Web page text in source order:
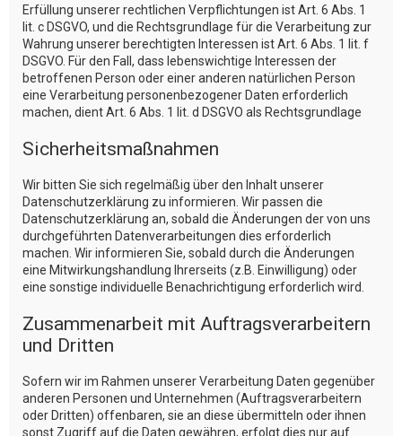
Erfüllung unserer rechtlichen Verpflichtungen ist Art. 6 Abs. 1
lit. c DSGVO, und die Rechtsgrundlage für die Verarbeitung zur
Wahrung unserer berechtigten Interessen ist Art. 6 Abs. 1 lit. f
DSGVO. Für den Fall, dass lebenswichtige Interessen der
betroffenen Person oder einer anderen natürlichen Person
eine Verarbeitung personenbezogener Daten erforderlich
machen, dient Art. 6 Abs. 1 lit. d DSGVO als Rechtsgrundlage
Sicherheitsmaßnahmen
Wir bitten Sie sich regelmäßig über den Inhalt unserer
Datenschutzerklärung zu informieren. Wir passen die
Datenschutzerklärung an, sobald die Änderungen der von uns
durchgeführten Datenverarbeitungen dies erforderlich
machen. Wir informieren Sie, sobald durch die Änderungen
eine Mitwirkungshandlung Ihrerseits (z.B. Einwilligung) oder
eine sonstige individuelle Benachrichtigung erforderlich wird.
Zusammenarbeit mit Auftragsverarbeitern
und Dritten
Sofern wir im Rahmen unserer Verarbeitung Daten gegenüber
anderen Personen und Unternehmen (Auftragsverarbeitern
oder Dritten) offenbaren, sie an diese übermitteln oder ihnen
sonst Zugriff auf die Daten gewähren, erfolgt dies nur auf